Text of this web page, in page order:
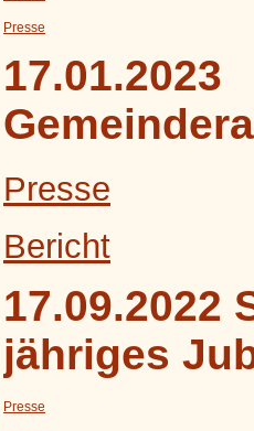
Presse
17.01.2023
Presse
Bericht
17.09.2022
jähriges
Presse